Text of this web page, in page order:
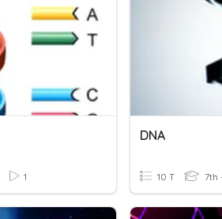
1
DNA
10 T 7th